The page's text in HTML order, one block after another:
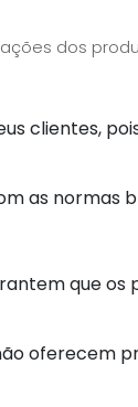
dos
clientes,
as normas
que os
oferecem